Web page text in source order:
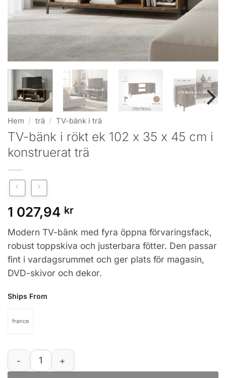
Hem / trä / TV-bänk i trä
TV-bänk i rökt ek 102 x 35 x 45 cm i
konstruerat trä
1 027,94 kr
Modern TV-bänk med fyra öppna förvaringsfack,
robust toppskiva och justerbara fötter. Den passar
fint i vardagsrummet och ger plats för magasin,
DVD-skivor och dekor.
Ships From
france
TV-bänk i rökt ek 102 x 35 x 45 cm i konstruerat trä